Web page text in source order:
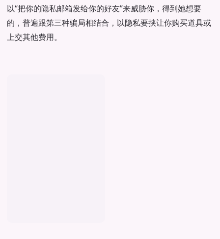
以“把你的隐私邮箱发给你的好友”来威胁你，得到她想要
的，普遍跟第三种骗局相结合，以隐私要挟让你购买道具或
上交其他费用。